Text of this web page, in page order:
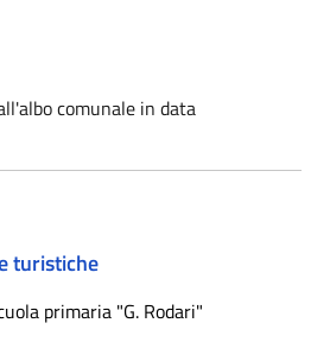
comunale in data
turistiche
primaria "G. Rodari"